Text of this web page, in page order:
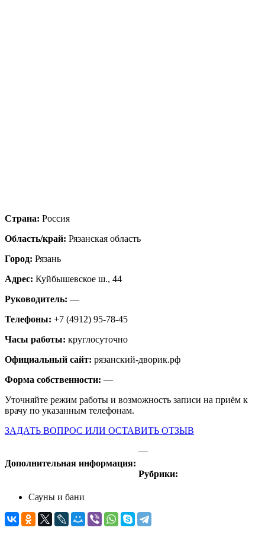
Страна: Россия
Область/край: Рязанская область
Город: Рязань
Адрес: Куйбышевское ш., 44
Руководитель: —
Телефоны: +7 (4912) 95-78-45
Часы работы: круглосуточно
Официальный сайт: рязанский-дворик.рф
Форма собственности: —
Уточняйте режим работы и возможность записи на приём к
врачу по указанным телефонам.
ЗАДАТЬ ВОПРОС ИЛИ ОСТАВИТЬ ОТЗЫВ
Дополнительная информация:
—
Рубрики:
Сауны и бани